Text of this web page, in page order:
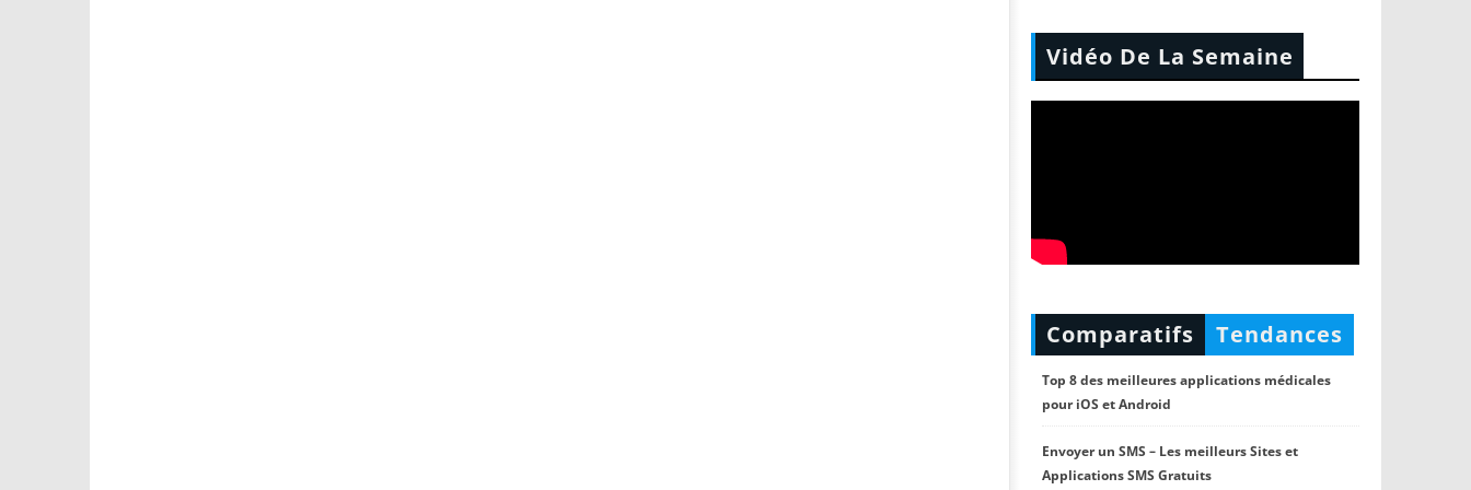
Vidéo De La Semaine
Comparatifs Tendances
Top 8 des meilleures applications médicales
pour iOS et Android
Envoyer un SMS – Les meilleurs Sites et
Applications SMS Gratuits